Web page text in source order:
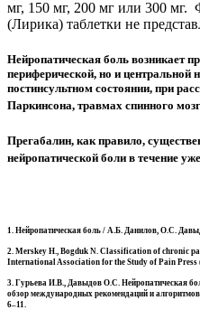
мг, 150 мг, 200 мг или 300
(Лирика) таблетки не
Нейропатическая боль возникает
периферической, но и центральной
постинсультном состоянии, при
Паркинсона, травмах спинного
Прегабалин, как правило,
нейропатической боли в течение
1. Нейропатическая боль / А.Б. Данилов, О.С.
2. Merskey H., Bogduk N. Classification of chronic
International Association for the Study of Pain
3. Гурьева И.В., Давыдов О.С. Нейропатическая
обзор международных рекомендаций и
6–11.